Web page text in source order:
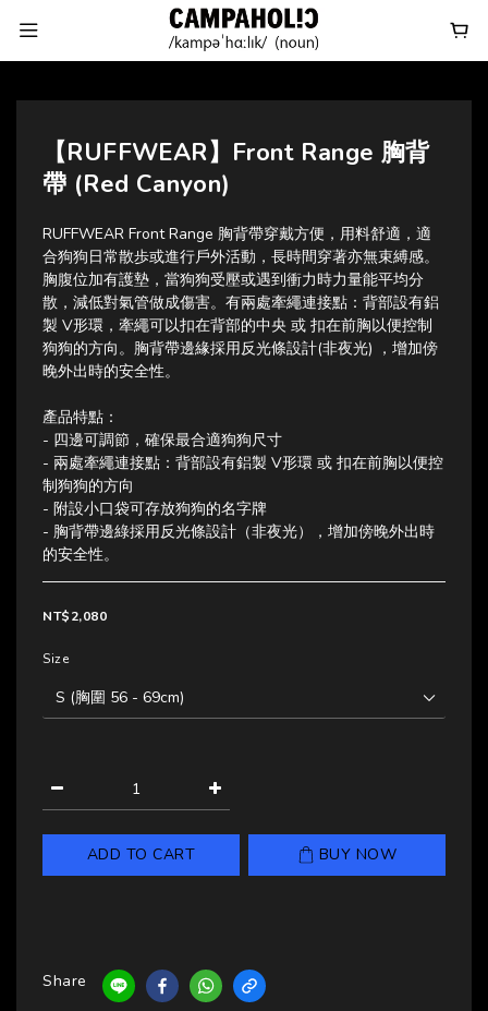
【RUFFWEAR】Front Range 胸背
帶 (Red Canyon)
RUFFWEAR Front Range 胸背帶穿戴方便，用料舒適，適
合狗狗日常散歩或進行戶外活動，長時間穿著亦無束縛感。
胸腹位加有護墊，當狗狗受壓或遇到衝力時力量能平均分
散，減低對氣管做成傷害。有兩處牽繩連接點：背部設有鋁
製 V形環，牽繩可以扣在背部的中央 或 扣在前胸以便控制
狗狗的方向。胸背帶邊緣採用反光條設計(非夜光) ，增加傍
晚外出時的安全性。
產品特點：
- 四邊可調節，確保最合適狗狗尺寸
- 兩處牽繩連接點：背部設有鋁製 V形環 或 扣在前胸以便控
制狗狗的方向
- 附設小口袋可存放狗狗的名字牌
- 胸背帶邊綠採用反光條設計（非夜光），增加傍晚外出時
的安全性。
NT$2,080
Size
ADD TO CART BUY NOW
Share